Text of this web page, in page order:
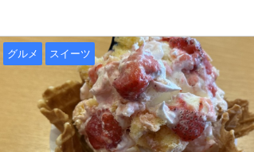
グルメ スイーツ